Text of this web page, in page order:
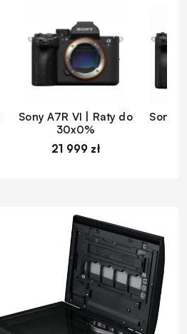
Sony A7R VI | Raty do
30x0%
21 999 zł
Sony